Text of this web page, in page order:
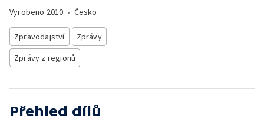
Vyrobeno 2010 • Česko
Zpravodajství
Zprávy
Zprávy z regionů
Přehled dílů